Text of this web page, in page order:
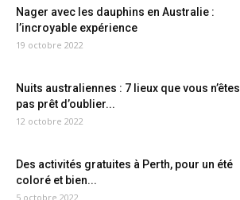
Nager avec les dauphins en Australie :
l’incroyable expérience
19 octobre 2022
Nuits australiennes : 7 lieux que vous n’êtes
pas prêt d’oublier...
12 octobre 2022
Des activités gratuites à Perth, pour un été
coloré et bien...
5 octobre 2022